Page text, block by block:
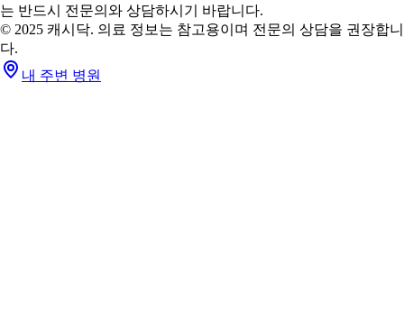
는 반드시 전문의와 상담하시기 바랍니다.
© 2025 캐시닥. 의료 정보는 참고용이며 전문의 상담을 권장합니
다.
내 주변 병원